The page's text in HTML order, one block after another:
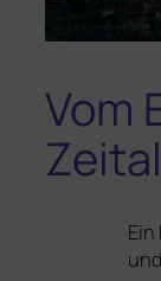
Vom